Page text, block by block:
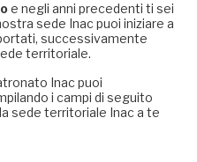
e negli anni precedenti ti sei
sede Inac puoi iniziare a
successivamente
territoriale.
Inac puoi
i campi di seguito
sede territoriale Inac a te